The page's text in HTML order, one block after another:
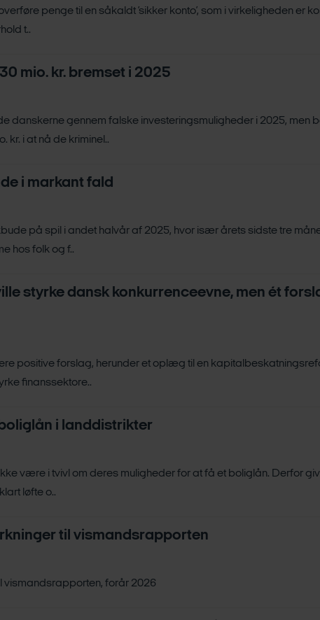
penge til en såkaldt ’sikker konto’, som i virkeligheden er
t..
mio. kr. bremset i 2025
danskerne gennem falske investeringsmuligheder i 2025, men
kr. i at nå de kriminel..
i markant fald
på spil i andet halvår af 2025, hvor især årets sidste tre
hos folk og f..
styrke dansk konkurrenceevne, men ét
positive forslag, herunder et oplæg til en
finanssektore..
i landdistrikter
være i tvivl om deres muligheder for at få et boliglån. Derfor
løfte o..
til vismandsrapporten
forår 2026